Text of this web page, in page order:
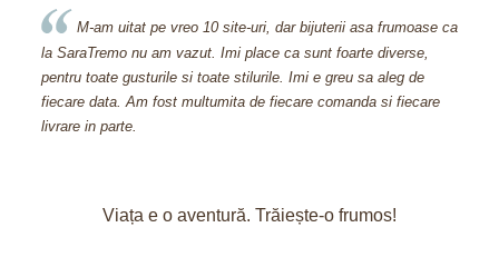
Cand am descoperit acest site, am facut o comanda de
600 si ceva de lei din prima, deoarece nu m-am putut abtine.
Aveti bijuterii prea frumoase! Multumesc pentru bijuteria pe care
mi-ati oferit-o cadou, inseamna foarte mult pt mine ca stiti sa va
pretuiti clientii fideli!
Viața e o aventură. Trăiește-o frumos!